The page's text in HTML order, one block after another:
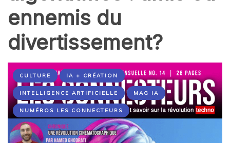
ennemis du
divertissement?
CULTURE IA + CRÉATION
INTELLIGENCE ARTIFICIELLE MAG IA
NUMÉROS LES CONNECTEURS